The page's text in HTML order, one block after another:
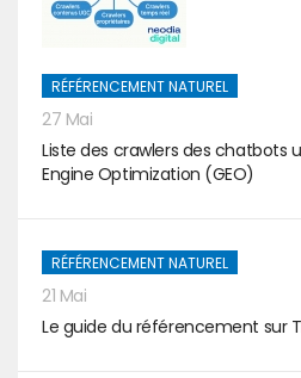
RÉFÉRENCEMENT NATUREL
27 Mai
Liste des crawlers des chatbots
Engine Optimization (GEO)
RÉFÉRENCEMENT NATUREL
21 Mai
Le guide du référencement sur